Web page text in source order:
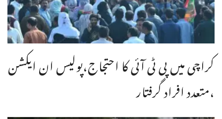
کراچی میں پی ٹی آئی کا احتجاج،پولیس ان ایکشن
،متعدد افراد گرفتار